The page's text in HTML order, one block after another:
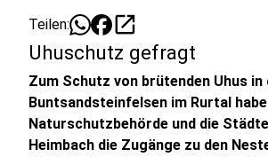
Teilen: open_in_new
Uhuschutz gefragt
Zum Schutz von brütenden Uhus in
Buntsandsteinfelsen im Rurtal
Naturschutzbehörde und die
Heimbach die Zugänge zu den